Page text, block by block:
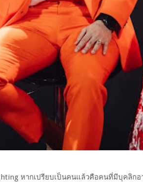
หากเปรียบเป็นคนแล้วคือคนที่มีบุคลิ